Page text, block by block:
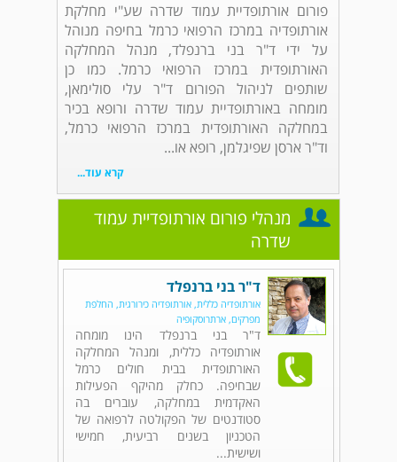
פורום אורתופדיית עמוד שדרה שע"י מחלקת
אורתופדיה במרכז הרפואי כרמל בחיפה מנוהל
על ידי ד"ר בני ברנפלד, מנהל המחלקה
האורתופדית במרכז הרפואי כרמל. כמו כן
שותפים לניהול הפורום ד"ר עלי סולימאן,
מומחה באורתופדיית עמוד שדרה ורופא בכיר
במחלקה האורתופדית במרכז הרפואי כרמל,
וד"ר ארסן שפיגלמן, רופא או...
קרא עוד...
מנהלי פורום אורתופדיית עמוד
שדרה
ד"ר בני ברנפלד
אורתופדיה כללית, אורתופדיה כירורגית, החלפת
מפרקים, ארתרוסקופיה
ד"ר בני ברנפלד הינו מומחה
אורתופדיה כללית, ומנהל המחלקה
האורתופדית בבית חולים כרמל
שבחיפה. כחלק מהיקף הפעילות
האקדמית במחלקה, עוברים בה
סטודנטים של הפקולטה לרפואה של
הטכניון בשנים רביעית, חמישי
ושישית...